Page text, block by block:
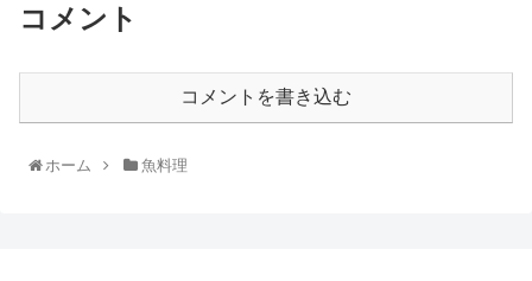
コメント
コメントを書き込む
ホーム 魚料理